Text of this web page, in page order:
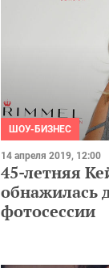
ШОУ-БИЗНЕС
14 апреля 2019, 12:00
45-летняя
обнажилась
фотосессии